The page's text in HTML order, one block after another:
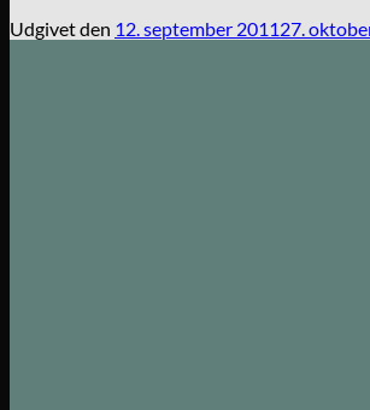
Udgivet den 12. september 201127.